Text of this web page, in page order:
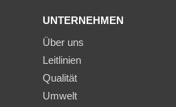
UNTERNEHMEN
Über uns
Leitlinien
Qualität
Umwelt